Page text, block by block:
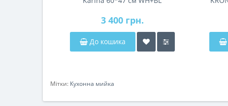
3 400 грн.
До кошика
Мітки: Кухонна мийка